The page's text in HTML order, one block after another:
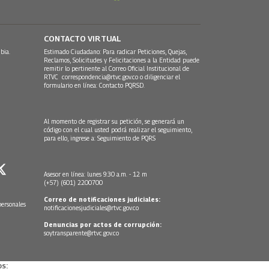
CONTACTO VIRTUAL
Estimado Ciudadano: Para radicar Peticiones, Quejas,
Reclamos, Solicitudes y Felicitaciones a la Entidad puede
remitir lo pertinente al Correo Oficial Institucional de
RTVC correspondencia@rtvc.gov.co o diligenciar el
formulario en línea: Contacto PQRSD.
Al momento de registrar su petición, se generará un
código con el cual usted podrá realizar el seguimiento,
para ello, ingrese a: Seguimiento de PQRS
Asesor en línea: lunes 9:30 a.m. - 12 m
(+57) (601) 2200700
Correo de notificaciones judiciales:
notificacionesjudiciales@rtvc.gov.co
Denuncias por actos de corrupción:
soytransparente@rtvc.gov.co